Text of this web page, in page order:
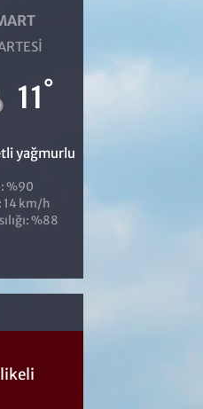
11°
yağmurlu
%90
14 km/h
%88